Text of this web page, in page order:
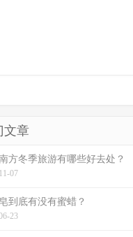
文章
方冬季旅游有哪些好去处？
07
到底有没有蜜蜡？
23